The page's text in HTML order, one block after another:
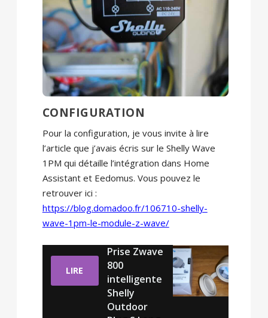
CONFIGURATION
Pour la configuration, je vous invite à lire
l’article que j’avais écris sur le Shelly Wave
1PM qui détaille l’intégration dans Home
Assistant et Eedomus. Vous pouvez le
retrouver ici :
https://blog.domadoo.fr/106710-shelly-
wave-1pm-le-module-z-wave/
LIRE
Prise Zwave
800
intelligente
Shelly
Outdoor